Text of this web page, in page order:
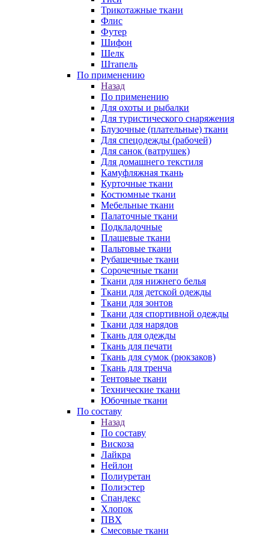
Трикотажные ткани
Флис
Футер
Шифон
Шелк
Штапель
По применению
Назад
По применению
Для охоты и рыбалки
Для туристического снаряжения
Блузочные (плательные) ткани
Для спецодежды (рабочей)
Для санок (ватрушек)
Для домашнего текстиля
Камуфляжная ткань
Курточные ткани
Костюмные ткани
Мебельные ткани
Палаточные ткани
Подкладочные
Плащевые ткани
Пальтовые ткани
Рубашечные ткани
Сорочечные ткани
Ткани для нижнего белья
Ткани для детской одежды
Ткани для зонтов
Ткани для спортивной одежды
Ткани для нарядов
Ткань для одежды
Ткань для печати
Ткань для сумок (рюкзаков)
Ткань для тренча
Тентовые ткани
Технические ткани
Юбочные ткани
По составу
Назад
По составу
Вискоза
Лайкра
Нейлон
Полиуретан
Полиэстер
Спандекс
Хлопок
ПВХ
Смесовые ткани